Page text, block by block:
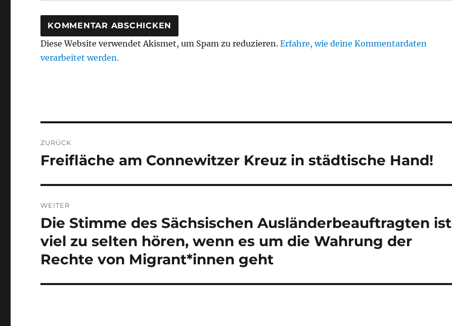
Diese Website verwendet Akismet, um Spam zu reduzieren.Erfahre, wie deine Kommentardaten
verarbeitet werden.
ZURÜCK
Vorheriger
Freifläche am Connewitzer Kreuz in städtische Hand!
WEITER
Nächster
Beitrag:
Die Stimme des Sächsischen Ausländerbeauftragten ist
viel zu selten hören, wenn es um die Wahrung der
Rechte von Migrant*innen geht